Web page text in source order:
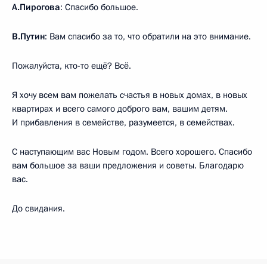
А.Пирогова: Спасибо большое.
В.Путин: Вам спасибо за то, что обратили на это внимание.
Пожалуйста, кто-то ещё? Всё.
Я хочу всем вам пожелать счастья в новых домах, в новых
квартирах и всего самого доброго вам, вашим детям.
И прибавления в семействе, разумеется, в семействах.
С наступающим вас Новым годом. Всего хорошего. Спасибо
вам большое за ваши предложения и советы. Благодарю
вас.
До свидания.